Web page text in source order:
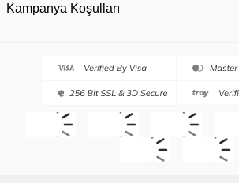
Kampanya Koşulları